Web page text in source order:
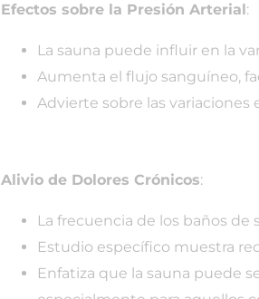
Efectos sobre la Presión Arterial :
La sauna puede influir en la
Aumenta el flujo sanguíneo,
Advierte sobre las variaciones
Alivio de Dolores Crónicos:
La frecuencia de los baños
Estudio específico muestra
Enfatiza que la sauna puede